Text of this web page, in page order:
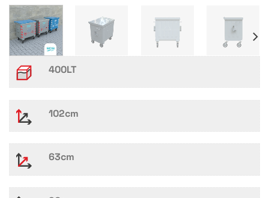
400LT
102cm
63cm